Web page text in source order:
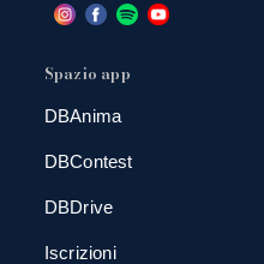
Spazio app
DBAnima
DBContest
DBDrive
Iscrizioni